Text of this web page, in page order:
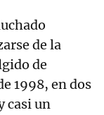
de la
de
1998, en dos
casi un